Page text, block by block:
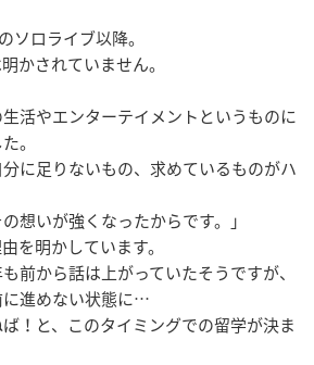
のソロライブ以降。
かされていません。
生活やエンターテイメントというものに
。
に足りないもの、求めているものがハ
想いが強くなったからです。」
を明かしています。
前から話は上がっていたそうですが、
進めない状態に…
！と、このタイミングでの留学が決ま